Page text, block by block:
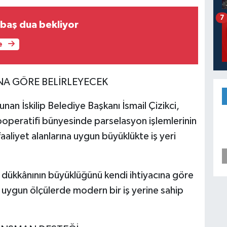
dua bekliyor
GÖRE BELİRLEYECEK
İskilip Belediye Başkanı İsmail Çizikci,
bünyesinde parselasyon işlemlerinin
alanlarına uygun büyüklükte iş yeri
büyüklüğünü kendi ihtiyacına göre
ölçülerde modern bir iş yerine sahip
7